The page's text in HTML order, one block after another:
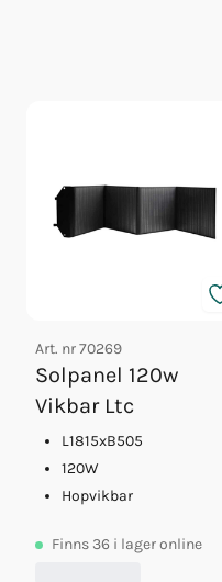
Art. nr70269
Solpanel 120w
Vikbar Ltc
L1815xB505
120W
Hopvikbar
Finns 36 i lager online